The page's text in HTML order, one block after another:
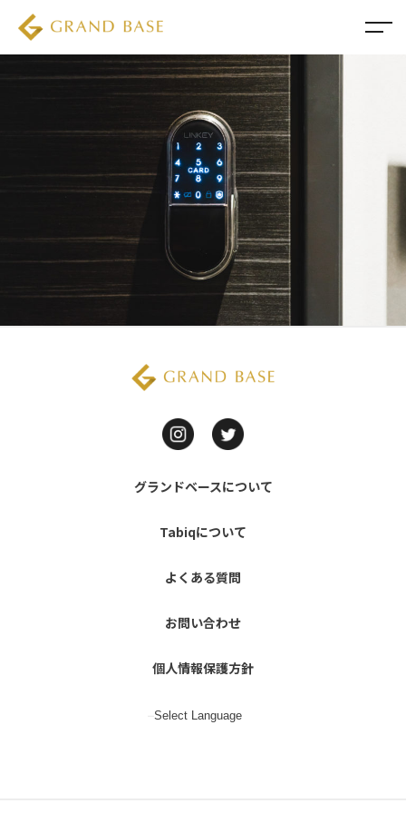
グランドベースについて
Tabiqについて
よくある質問
お問い合わせ
個人情報保護方針